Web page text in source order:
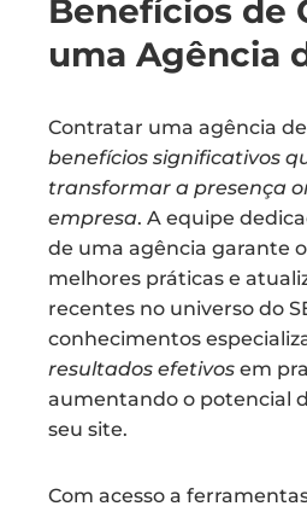
Benefícios de
uma Agência
Contratar uma agência de
benefícios significativos
transformar a presença
empresa. A equipe
de uma agência garante
melhores práticas e
recentes no universo do
conhecimentos
resultados efetivos em
aumentando o potencial
seu site.
Com acesso a